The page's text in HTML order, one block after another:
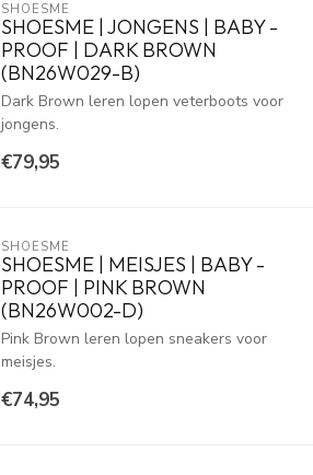
SHOESME
SHOESME | JONGENS | BABY -
PROOF | DARK BROWN
(BN26W029-B)
Dark Brown leren lopen veterboots voor
jongens.
€79,95
SHOESME
SHOESME | MEISJES | BABY -
PROOF | PINK BROWN
(BN26W002-D)
Pink Brown leren lopen sneakers voor
meisjes.
€74,95